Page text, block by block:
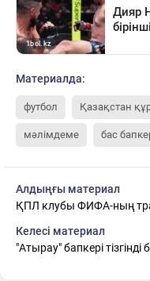
Материалда:
футбол Қазақстан
мәлімдеме бас
Алдыңғы материал
ҚПЛ клубы ФИФА-ның
Келесі материал
"Атырау" бапкері тізгінді